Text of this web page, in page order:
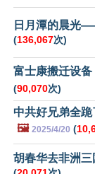
日月潭的晨光
(136,067次)
富士康搬迁设备
(90,070次)
中共好兄弟全
🖼️ 2025/4/20 (
胡春华去非洲